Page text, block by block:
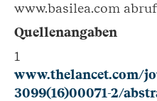
www.basilea.com
Quellenangaben
1
www.thelancet.com/
3099(16)00071-2/